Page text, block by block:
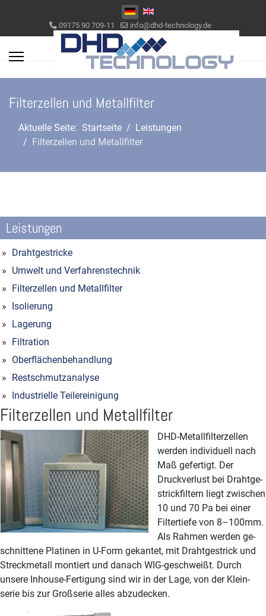
Sprache auswählen
09175 90 709-11 info@dhd-technology.de
Filterzellen und Metallfilter
Aktuelle Seite: Startseite
Leistungen
Filterzellen und Metallfilter
Leistungen
Drahtgestricke
Umwelt und Verfahrenstechnik
Filterzellen und Metallfilter
Isolierung
Lagerung
Filtration
Oberflächenbehandlung
Restschmutzanalyse
Industrielle Teilereinigung
Filterzellen und Metallfilter
DHD-Metallfilterzellen
werden individuell nach
Maß gefertigt. Der
Druckverlust bei Draht­ge­
strick­filtern liegt zwischen
10 und 70 Pa bei einer
Filter­tiefe von 8–100mm.
Als Rahmen werden ge­
schnittene Platinen in U-Form gekantet, mit Draht­ge­strick und
Streck­metall montiert und danach WIG-ge­schweißt. Durch
unsere Inhouse-Fer­ti­gung sind wir in der Lage, von der Klein­
serie bis zur Großserie alles abzudecken.